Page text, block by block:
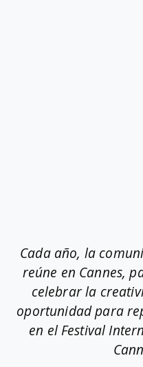
Cada año, la
reúne en Cannes,
celebrar la
oportunidad para
en el Festival